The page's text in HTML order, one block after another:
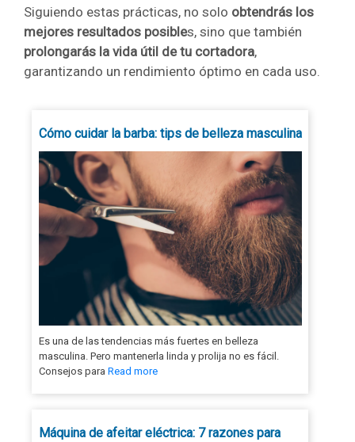
Siguiendo estas prácticas, no solo obtendrás los
mejores resultados posibles, sino que también
prolongarás la vida útil de tu cortadora,
garantizando un rendimiento óptimo en cada uso.
Cómo cuidar la barba: tips de belleza masculina
Es una de las tendencias más fuertes en belleza
masculina. Pero mantenerla linda y prolija no es fácil.
Consejos para Read more
Máquina de afeitar eléctrica: 7 razones para